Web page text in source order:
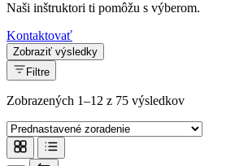
Naši inštruktori ti pomôžu s výberom.
Kontaktovať
Zobraziť výsledky
Filtre
Zobrazených 1–12 z 75 výsledkov